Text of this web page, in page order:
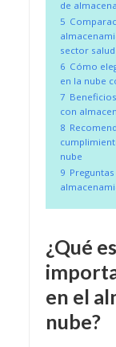
de
5
sector salud
6 Cómo
en la nube
7
con
8
nube
9
¿Qué
en el
nube?